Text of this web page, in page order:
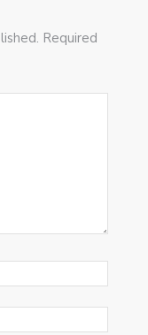
Required